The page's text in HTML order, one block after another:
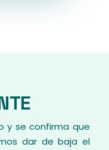
y se confirma que
dar de baja el